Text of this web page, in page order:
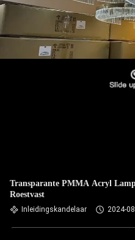
Transparante PMMA Acryl
Roestvast
Inleidingskandelaar 2024-